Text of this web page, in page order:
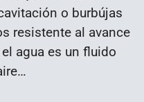
o burbújas
resistente al avance
agua es un fluido